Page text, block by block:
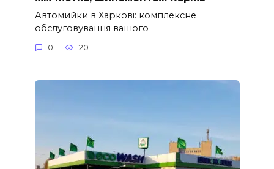
Автомийки в Харкові: комплексне
обслуговування вашого
0 20